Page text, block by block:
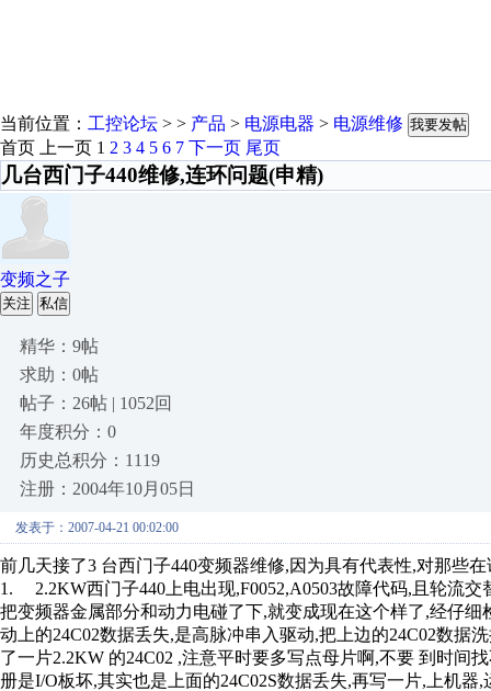
当前位置： 工控论坛 > > 产品 > 电源电器 > 电源维修 我要发帖
首页 上一页 1 2 3 4 5 6 7 下一页 尾页
几台西门子440维修,连环问题(申精)
变频之子
关注 私信
精华：9帖
求助：0帖
帖子：26帖 | 1052回
年度积分：0
历史总积分：1119
注册：2004年10月05日
发表于：2007-04-21 00:02:00
前几天接了3 台西门子440变频器维修,因为具有代表性,对那些
1. 2.2KW西门子440上电出现,F0052,A0503故障代码,且轮流
把变频器金属部分和动力电碰了下,就变成现在这个样了,经仔
动上的24C02数据丢失,是高脉冲串入驱动,把上边的24C02数据
了一片2.2KW 的24C02 ,注意平时要多写点母片啊,不要 到时间
册是I/O板坏,其实也是上面的24C02S数据丢失,再写一片,上机器,